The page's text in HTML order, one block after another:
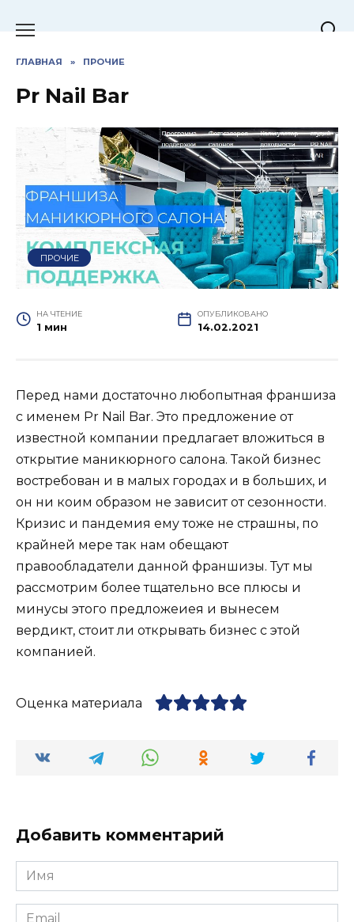
ГЛАВНАЯ » ПРОЧИЕ
Pr Nail Bar
ПРОЧИЕ
НА ЧТЕНИЕ
1 мин
ОПУБЛИКОВАНО
14.02.2021
Перед нами достаточно любопытная франшиза
с именем Pr Nail Bar. Это предложение от
известной компании предлагает вложиться в
открытие маникюрного салона. Такой бизнес
востребован и в малых городах и в больших, и
он ни коим образом не зависит от сезонности.
Кризис и пандемия ему тоже не страшны, по
крайней мере так нам обещают
правообладатели данной франшизы. Тут мы
рассмотрим более тщательно все плюсы и
минусы этого предложеиея и вынесем
вердикт, стоит ли открывать бизнес с этой
компанией.
Оценка материала
Добавить комментарий
Имя
*
Email